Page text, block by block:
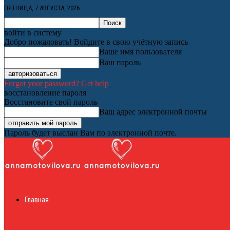
ПЯТНИЦА, 7 АВГУСТА, 2026
войти в систему
Добро пожаловать! Войдите в свою учётную запись
Ваше имя пользователя
Ваш пароль
Forgot your password? Get help
восстановление пароля
Восстановите свой пароль
Ваш адрес электронной почты
Пароль будет выслан Вам по электронной почте.
Главная